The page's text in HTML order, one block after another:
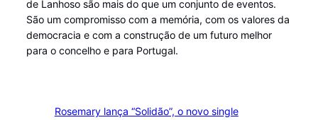
de Lanhoso são mais do que um conjunto de eventos.
São um compromisso com a memória, com os valores da
democracia e com a construção de um futuro melhor
para o concelho e para Portugal.
Rosemary lança “Solidão”, o novo single